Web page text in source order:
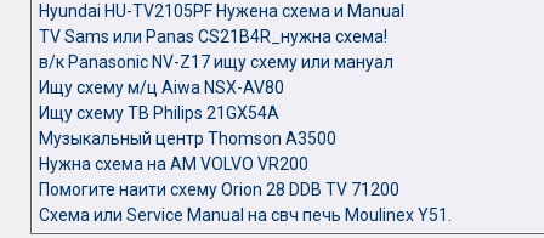
Hyundai HU-TV2105PF Нужена схема и Manual
TV Sams или Panas CS21B4R_нужна схема!
в/к Panasonic NV-Z17 ищу cхему или мануал
Ищу схему м/ц Aiwa NSX-AV80
Ищу схему ТВ Philips 21GX54A
Музыкальный центр Thomson A3500
Нужна схема на AM VOLVO VR200
Помогите наити схему Orion 28 DDB TV 71200
Схема или Service Manual на свч печь Moulinex Y51.